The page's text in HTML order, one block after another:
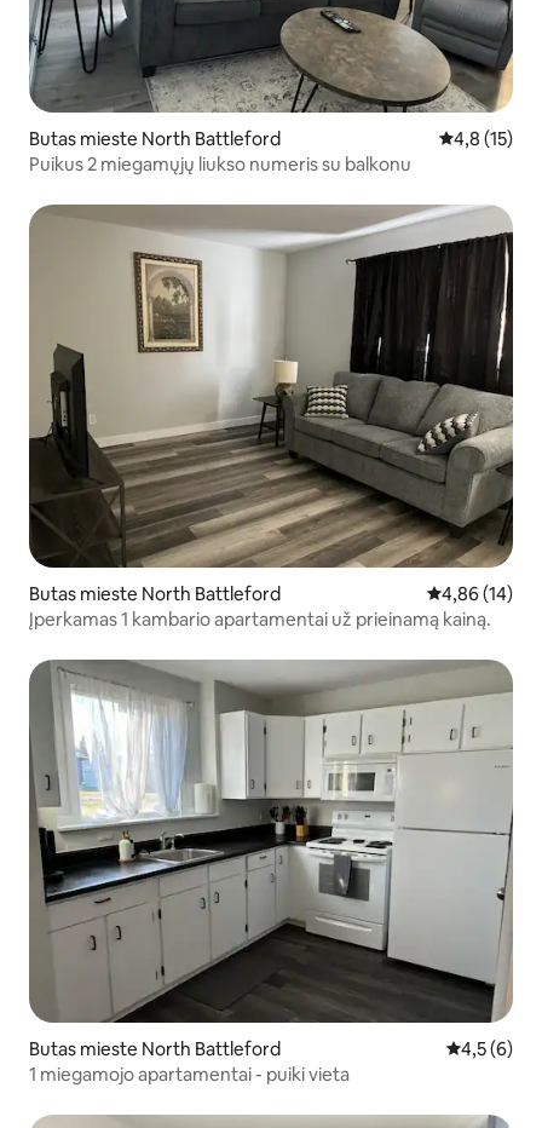
Butas mieste North Battleford Vidutinis
4,8 (15)
Puikus 2 miegamųjų liukso numeris su balkonu
Butas mieste North Battleford Vidutinis
4,86 (14)
Įperkamas 1 kambario apartamentai už prieinamą kainą.
Butas mieste North Battleford Vidutinis
4,5 (6)
1 miegamojo apartamentai - puiki vieta